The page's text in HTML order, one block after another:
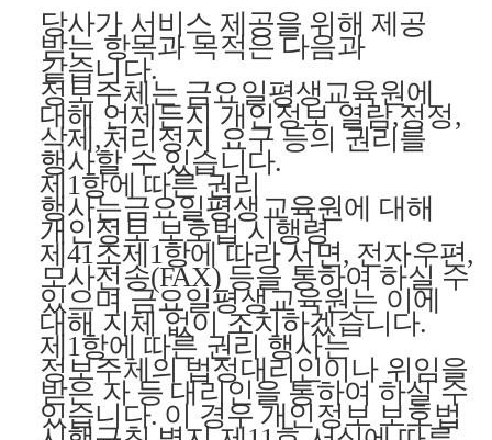
당사가 서비스 제공을 위해 제공
받는 항목과 목적은 다음과
같습니다.
정보주체는 금요일평생교육원에
대해 언제든지 개인정보 열람,정정,
삭제,처리정지 요구 등의 권리를
행사할 수 있습니다.
제1항에 따른 권리
행사는금요일평생교육원에 대해
개인정보 보호법 시행령
제41조제1항에 따라 서면, 전자우편,
모사전송(FAX) 등을 통하여 하실 수
있으며 금요일평생교육원는 이에
대해 지체 없이 조치하겠습니다.
제1항에 따른 권리 행사는
정보주체의 법정대리인이나 위임을
받은 자 등 대리인을 통하여 하실 수
있습니다. 이 경우 개인정보 보호법